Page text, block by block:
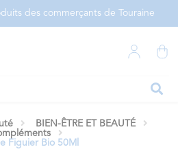
des commerçants de Touraine
BIEN-ÊTRE ET BEAUTÉ
Figuier Bio 50Ml